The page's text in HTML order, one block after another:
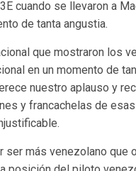
cuando se llevaron a
de tanta angustia.
que mostraron los
en un momento de
nuestro aplauso y
y francachelas de
ser más venezolano que